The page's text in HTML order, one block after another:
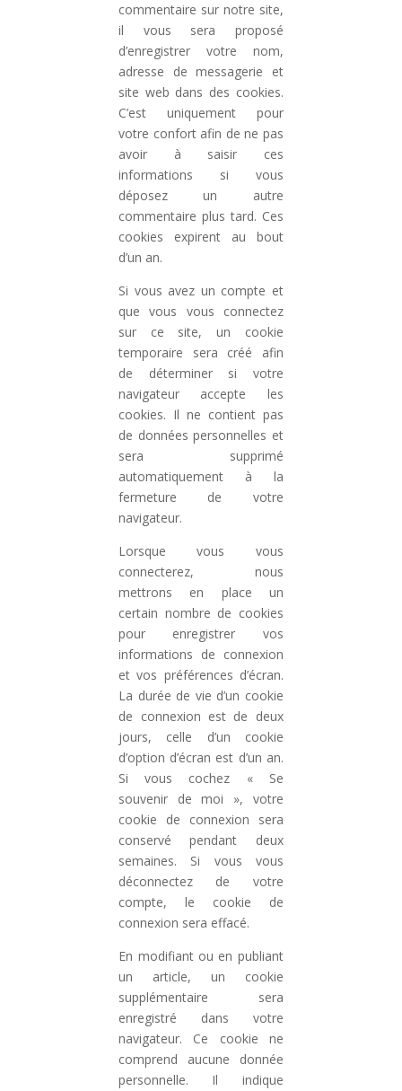
commentaire sur notre site,
il vous sera proposé
d’enregistrer votre nom,
adresse de messagerie et
site web dans des cookies.
C’est uniquement pour
votre confort afin de ne pas
avoir à saisir ces
informations si vous
déposez un autre
commentaire plus tard. Ces
cookies expirent au bout
d’un an.
Si vous avez un compte et
que vous vous connectez
sur ce site, un cookie
temporaire sera créé afin
de déterminer si votre
navigateur accepte les
cookies. Il ne contient pas
de données personnelles et
sera supprimé
automatiquement à la
fermeture de votre
navigateur.
Lorsque vous vous
connecterez, nous
mettrons en place un
certain nombre de cookies
pour enregistrer vos
informations de connexion
et vos préférences d’écran.
La durée de vie d’un cookie
de connexion est de deux
jours, celle d’un cookie
d’option d’écran est d’un an.
Si vous cochez « Se
souvenir de moi », votre
cookie de connexion sera
conservé pendant deux
semaines. Si vous vous
déconnectez de votre
compte, le cookie de
connexion sera effacé.
En modifiant ou en publiant
un article, un cookie
supplémentaire sera
enregistré dans votre
navigateur. Ce cookie ne
comprend aucune donnée
personnelle. Il indique